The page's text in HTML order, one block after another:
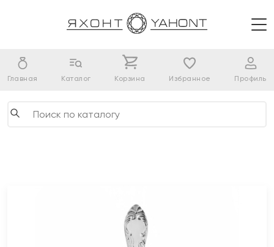
Главная Каталог Корзина Избранное Профиль